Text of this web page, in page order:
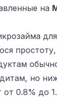
на
но
от 0.8% до